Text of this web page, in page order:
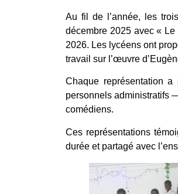
Au fil de l’année, les
décembre 2025 avec «
2026. Les lycéens ont
travail sur l’œuvre
Chaque représentation
personnels administratifs
comédiens.
Ces représentations
durée et partagé avec